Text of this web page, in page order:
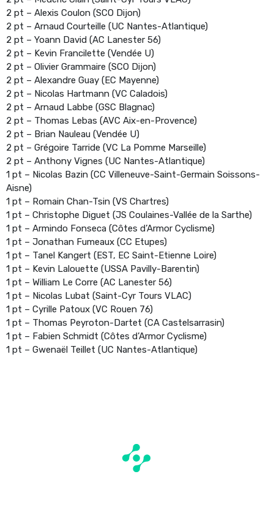
2 pt – Alexis Coulon (SCO Dijon)
2 pt – Arnaud Courteille (UC Nantes-Atlantique)
2 pt – Yoann David (AC Lanester 56)
2 pt – Kevin Francilette (Vendée U)
2 pt – Olivier Grammaire (SCO Dijon)
2 pt – Alexandre Guay (EC Mayenne)
2 pt – Nicolas Hartmann (VC Caladois)
2 pt – Arnaud Labbe (GSC Blagnac)
2 pt – Thomas Lebas (AVC Aix-en-Provence)
2 pt – Brian Nauleau (Vendée U)
2 pt – Grégoire Tarride (VC La Pomme Marseille)
2 pt – Anthony Vignes (UC Nantes-Atlantique)
1 pt – Nicolas Bazin (CC Villeneuve-Saint-Germain Soissons-
Aisne)
1 pt – Romain Chan-Tsin (VS Chartres)
1 pt – Christophe Diguet (JS Coulaines-Vallée de la Sarthe)
1 pt – Armindo Fonseca (Côtes d’Armor Cyclisme)
1 pt – Jonathan Fumeaux (CC Etupes)
1 pt – Tanel Kangert (EST, EC Saint-Etienne Loire)
1 pt – Kevin Lalouette (USSA Pavilly-Barentin)
1 pt – William Le Corre (AC Lanester 56)
1 pt – Nicolas Lubat (Saint-Cyr Tours VLAC)
1 pt – Cyrille Patoux (VC Rouen 76)
1 pt – Thomas Peyroton-Dartet (CA Castelsarrasin)
1 pt – Fabien Schmidt (Côtes d’Armor Cyclisme)
1 pt – Gwenaël Teillet (UC Nantes-Atlantique)